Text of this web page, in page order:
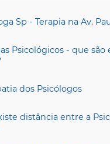
Sp - Terapia na Av.
Psicológicos - que são
dos Psicólogos
distância entre a